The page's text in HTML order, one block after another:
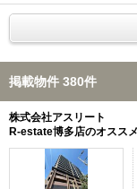
掲載物件 380件
株式会社アスリート
R-estate博多店のオスス